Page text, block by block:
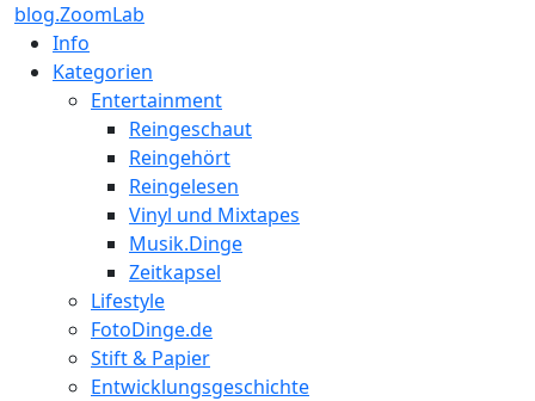
blog.ZoomLab
Info
Kategorien
Entertainment
Reingeschaut
Reingehört
Reingelesen
Vinyl und Mixtapes
Musik.Dinge
Zeitkapsel
Lifestyle
FotoDinge.de
Stift & Papier
Entwicklungsgeschichte